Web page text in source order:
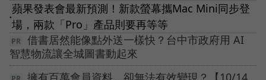
●
蘋果發表會最新預測！新款螢幕攜Mac Mini同步登
場，兩款「Pro」產品則要再等等
借書居然能像點外送一樣快？台中市政府用 AI
智慧物流讓全城圖書動起來
擁有百萬會員資料，卻無法有效變現？【10/14